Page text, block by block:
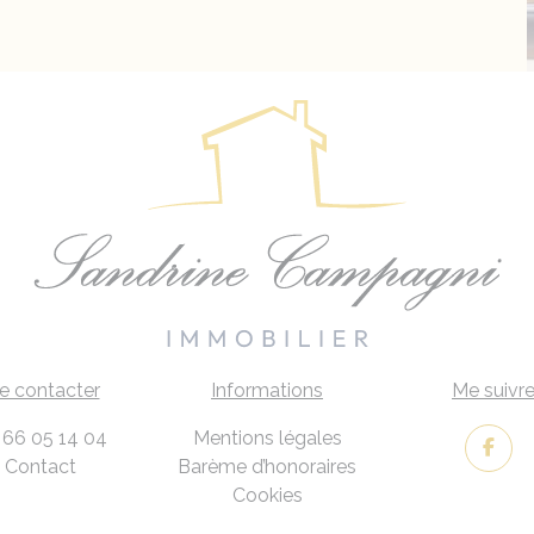
contacter
05 14 04
Contact
Informations
Mentions légales
Barème d’honoraires
Cookies
Me suivre